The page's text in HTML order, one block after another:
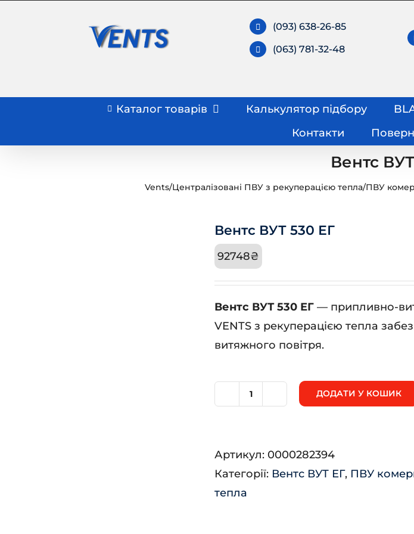
(093) 638-26-85
(063) 781-32-48
Каталог товарів Калькулятор підбору
Контакти
Вентс
Vents/Централізовані ПВУ з рекуперацією тепла/ПВУ
Вентс ВУТ 530 ЕГ
92748₴
Вентс ВУТ 530 ЕГ — припливно-
VENTS з рекуперацією тепла
витяжного повітря.
ЕГ
кількість
ДОДАТИ У КОШИК
Артикул: 0000282394
Категорії: Вентс ВУТ ЕГ, ПВУ
тепла